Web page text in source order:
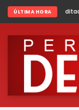
ÚLTIMA HORA
en PC ejercen